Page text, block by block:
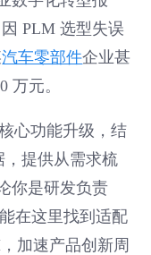
PLM 选型失误
汽车零部件企业甚
万元。
心功能升级，结
提供从需求梳
你是研发负责
在这里找到适配
加速产品创新周